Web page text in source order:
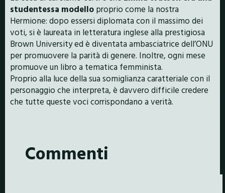
studentessa modello proprio come la nostra
Hermione: dopo essersi diplomata con il massimo dei
voti, si è laureata in letteratura inglese alla prestigiosa
Brown University ed è diventata ambasciatrice dell’ONU
per promuovere la parità di genere. Inoltre, ogni mese
promuove un libro a tematica femminista.
Proprio alla luce della sua somiglianza caratteriale con il
personaggio che interpreta, è davvero difficile credere
che tutte queste voci corrispondano a verità.
Commenti